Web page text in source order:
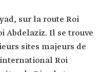
sur la route Roi
Abdelaziz. Il se trouve
sites majeurs de
Roi